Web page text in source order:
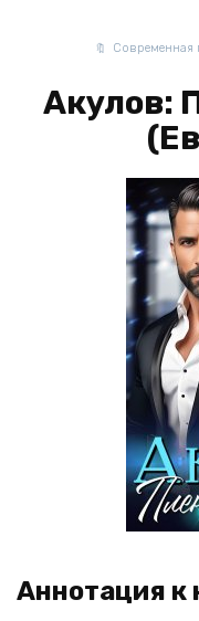
Современная
Акулов:
Аннотация к